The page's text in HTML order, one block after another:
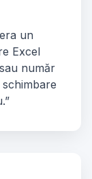
un
Excel
număr